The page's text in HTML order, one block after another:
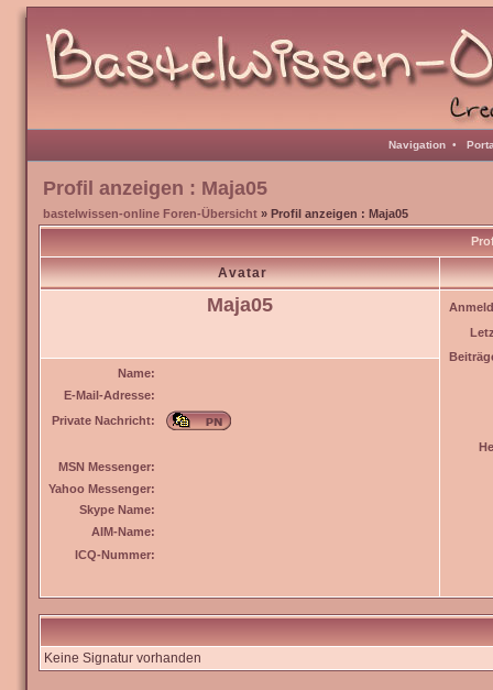
Navigation •
Profil anzeigen : Maja05
bastelwissen-online Foren-Übersicht » Profil anzeigen : Maja05
Avatar
Maja05
Name:
E-Mail-Adresse:
Private Nachricht:
MSN Messenger:
Yahoo Messenger:
Skype Name:
AIM-Name:
ICQ-Nummer:
Keine Signatur vorhanden